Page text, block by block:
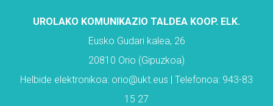
UROLAKO KOMUNIKAZIO TALDEA KOOP. ELK.
Eusko Gudari kalea, 26
20810 Orio (Gipuzkoa)
Helbide elektronikoa: orio@ukt.eus | Telefonoa: 943-83
15 27